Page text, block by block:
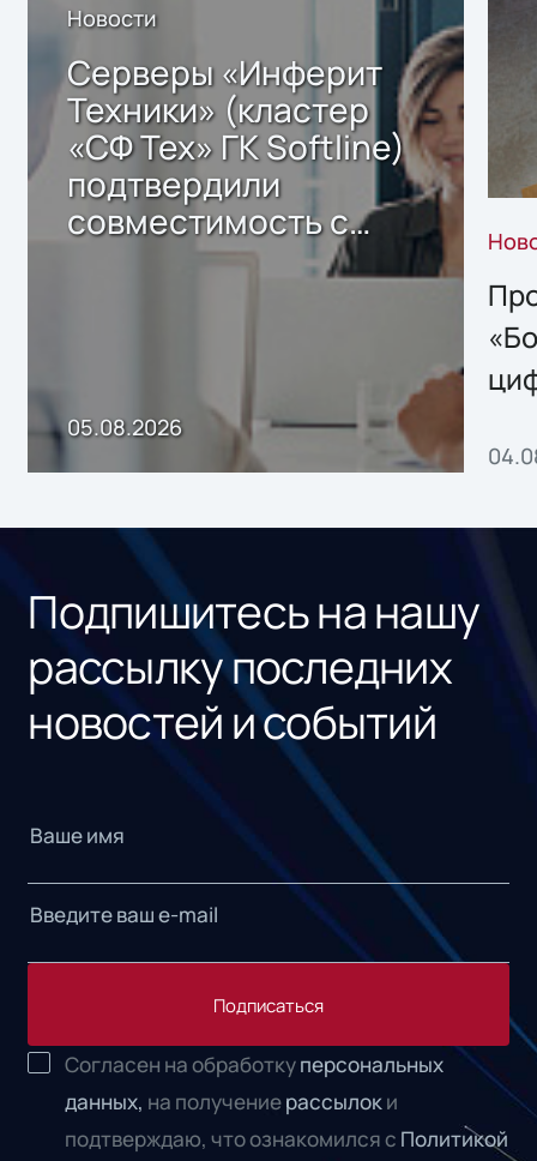
Новости
Серверы «Инферит
Техники» (кластер
«СФ Тех» ГК Softline)
подтвердили
совместимость с
решением Sharx
05.08.2026
Подпишитесь на нашу
рассылку последних
новостей и событий
Подписаться
Согласен на обработкуперсональных
данных, на получениерассылоки
подтверждаю, что ознакомился с Политикой